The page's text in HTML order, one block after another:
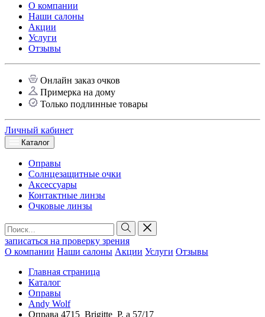
О компании
Наши салоны
Акции
Услуги
Отзывы
Онлайн заказ очков
Примерка на дому
Только подлинные товары
Личный кабинет
Каталог
Оправы
Солнцезащитные очки
Аксессуары
Контактные линзы
Очковые линзы
записаться на проверку зрения
О компании Наши салоны Акции Услуги Отзывы
Главная страница
Каталог
Оправы
Andy Wolf
Оправа 4715_Brigitte_P. a 57/17